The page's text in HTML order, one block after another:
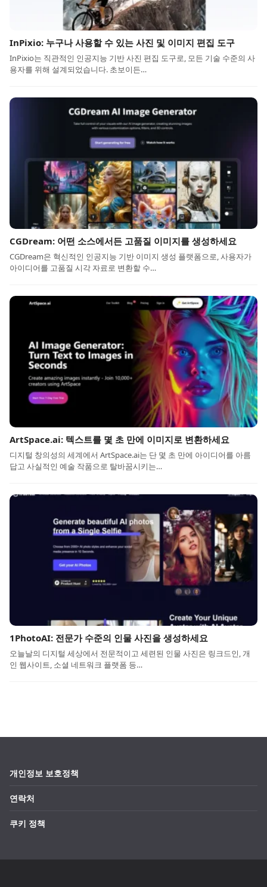
InPixio: 누구나 사용할 수 있는 사진 및 이미지 편집 도구
InPixio는 직관적인 인공지능 기반 사진 편집 도구로, 모든 기술 수준의 사
용자를 위해 설계되었습니다. 초보이든…
CGDream: 어떤 소스에서든 고품질 이미지를 생성하세요
CGDream은 혁신적인 인공지능 기반 이미지 생성 플랫폼으로, 사용자가
아이디어를 고품질 시각 자료로 변환할 수…
ArtSpace.ai: 텍스트를 몇 초 만에 이미지로 변환하세요
디지털 창의성의 세계에서 ArtSpace.ai는 단 몇 초 만에 아이디어를 아름
답고 사실적인 예술 작품으로 탈바꿈시키는…
1PhotoAI: 전문가 수준의 인물 사진을 생성하세요
오늘날의 디지털 세상에서 전문적이고 세련된 인물 사진은 링크드인, 개
인 웹사이트, 소셜 네트워크 플랫폼 등…
개인정보 보호정책
연락처
쿠키 정책